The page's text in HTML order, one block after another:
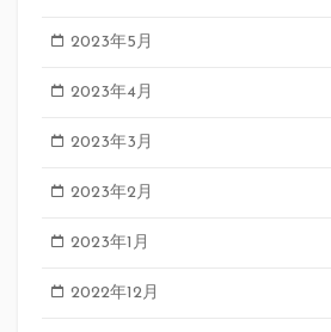
2023年5月
2023年4月
2023年3月
2023年2月
2023年1月
2022年12月